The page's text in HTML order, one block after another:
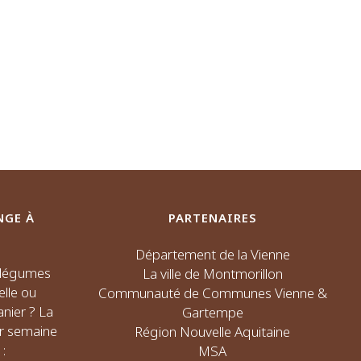
À
ou
? La
semaine
PARTENAIRES
Département de la Vienne
La ville de Montmorillon
Communauté de Communes Vienne &
Gartempe
Région Nouvelle Aquitaine
MSA